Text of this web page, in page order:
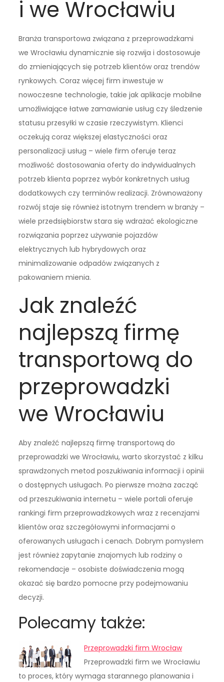
i we Wrocławiu
Branża transportowa związana z przeprowadzkami
we Wrocławiu dynamicznie się rozwija i dostosowuje
do zmieniających się potrzeb klientów oraz trendów
rynkowych. Coraz więcej firm inwestuje w
nowoczesne technologie, takie jak aplikacje mobilne
umożliwiające łatwe zamawianie usług czy śledzenie
statusu przesyłki w czasie rzeczywistym. Klienci
oczekują coraz większej elastyczności oraz
personalizacji usług – wiele firm oferuje teraz
możliwość dostosowania oferty do indywidualnych
potrzeb klienta poprzez wybór konkretnych usług
dodatkowych czy terminów realizacji. Zrównoważony
rozwój staje się również istotnym trendem w branży –
wiele przedsiębiorstw stara się wdrażać ekologiczne
rozwiązania poprzez używanie pojazdów
elektrycznych lub hybrydowych oraz
minimalizowanie odpadów związanych z
pakowaniem mienia.
Jak znaleźć
najlepszą firmę
transportową do
przeprowadzki
we Wrocławiu
Aby znaleźć najlepszą firmę transportową do
przeprowadzki we Wrocławiu, warto skorzystać z kilku
sprawdzonych metod poszukiwania informacji i opinii
o dostępnych usługach. Po pierwsze można zacząć
od przeszukiwania internetu – wiele portali oferuje
rankingi firm przeprowadzkowych wraz z recenzjami
klientów oraz szczegółowymi informacjami o
oferowanych usługach i cenach. Dobrym pomysłem
jest również zapytanie znajomych lub rodziny o
rekomendacje – osobiste doświadczenia mogą
okazać się bardzo pomocne przy podejmowaniu
decyzji.
Polecamy także:
Przeprowadzki firm Wrocław
Przeprowadzki firm we Wrocławiu
to proces, który wymaga starannego planowania i